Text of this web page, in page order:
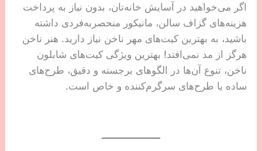
اگر می‌خواهید در آسایش خانه‌تان، بدون نیاز به پرداخت
هزینه‌های گزاف سالن، مانیکور منحصربه‌فردی داشته
باشید، به بهترین کیت‌های مهر ناخن نیاز دارید. هنر ناخن
هرگز از مد نمی‌افتد! بهترین ویژگی کیت‌های شابلون
ناخن، تنوع آن‌ها در الگوهای برجسته و دقیق، طرح‌های
ساده یا طرح‌های سرگرم‌کننده و خاص است.